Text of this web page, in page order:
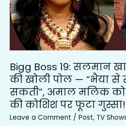
Bigg Boss 19: सलमान
की खोली पोल — “भैया से
सकती”, अमाल मलिक
की कोशिश पर फूटा गुस्सा!
Leave a Comment / Post, TV
तान्या
मित्तल
की
खोली
—
“भैया
से
सैयाँ
पे